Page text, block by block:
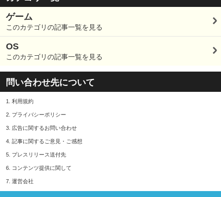
ゲーム
このカテゴリの記事一覧を見る
OS
このカテゴリの記事一覧を見る
問い合わせ先について
1. 利用規約
2. プライバシーポリシー
3. 広告に関するお問い合わせ
4. 記事に関するご意見・ご感想
5. プレスリリース送付先
6. コンテンツ提供に関して
7. 運営会社